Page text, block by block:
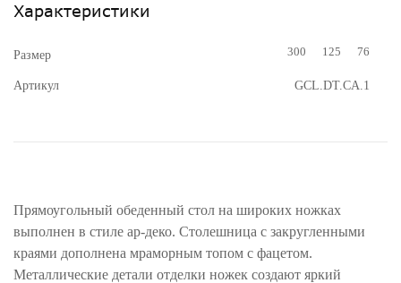
Характеристики
Размер 300 125 76
Артикул GCL.DT.CA.1
Прямоугольный обеденный стол на широких ножках
выполнен в стиле ар-деко. Столешница с закругленными
краями дополнена мраморным топом с фацетом.
Металлические детали отделки ножек создают яркий